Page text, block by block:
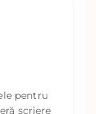
pentru
scriere